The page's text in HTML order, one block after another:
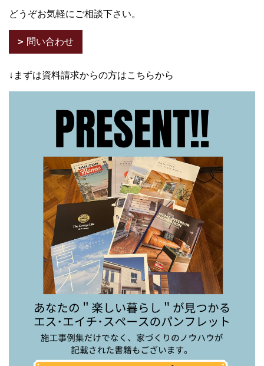
どうぞお気軽にご相談下さい。
問い合わせ
↓まずは資料請求からの方はこちらから